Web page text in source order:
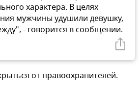
характера. В целях
мужчины удушили девушку,
- говорится в сообщении.
от правоохранителей.